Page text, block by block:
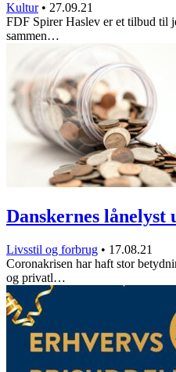
Kultur • 27.09.21
FDF Spirer Haslev er et tilbud til
sammen…
Danskernes
Livsstil og forbrug • 17.08.21
Coronakrisen har haft stor
og privatl…